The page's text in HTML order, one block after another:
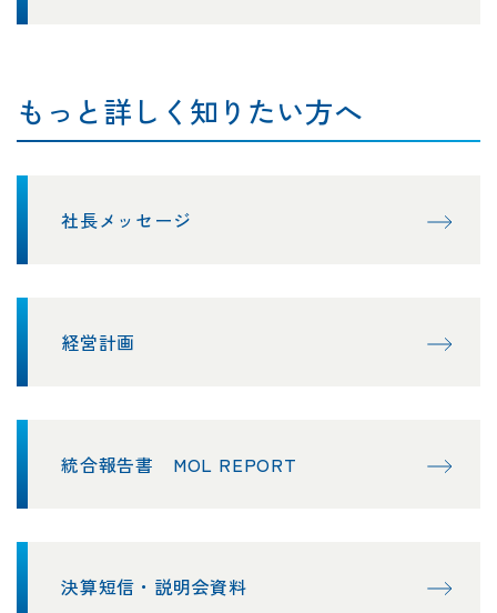
もっと詳しく知りたい方へ
社長メッセージ
経営計画
統合報告書 MOL REPORT
決算短信・説明会資料